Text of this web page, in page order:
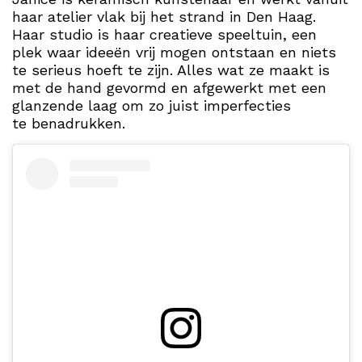
haar atelier vlak bij het strand in Den Haag.
Haar studio is haar creatieve speeltuin, een
plek waar ideeën vrij mogen ontstaan en niets
te serieus hoeft te zijn. Alles wat ze maakt is
met de hand gevormd en afgewerkt met een
glanzende laag om zo juist imperfecties
te benadrukken.